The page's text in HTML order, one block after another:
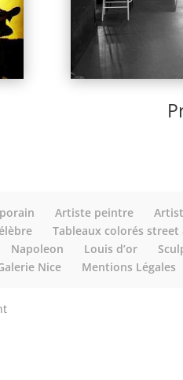
Artiste peintre
Tableaux colorés street
Napoleon Louis d’or
Nice Mentions Légales